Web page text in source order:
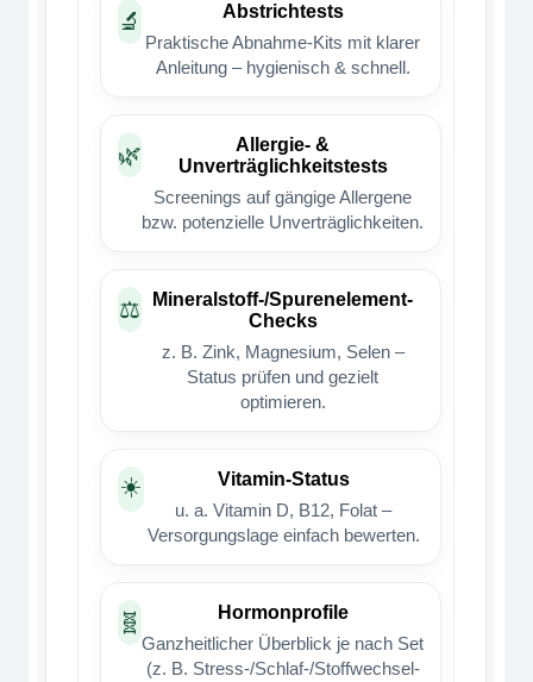
🔬
Abstrichtests
Praktische Abnahme-Kits mit klarer
Anleitung – hygienisch & schnell.
🌿
Allergie- &
Unverträglichkeitstests
Screenings auf gängige Allergene
bzw. potenzielle Unverträglichkeiten.
⚖️
Mineralstoff-/Spurenelement-
Checks
z. B. Zink, Magnesium, Selen –
Status prüfen und gezielt
optimieren.
☀️
Vitamin-Status
u. a. Vitamin D, B12, Folat –
Versorgungslage einfach bewerten.
🧬
Hormonprofile
Ganzheitlicher Überblick je nach Set
(z. B. Stress-/Schlaf-/Stoffwechsel-